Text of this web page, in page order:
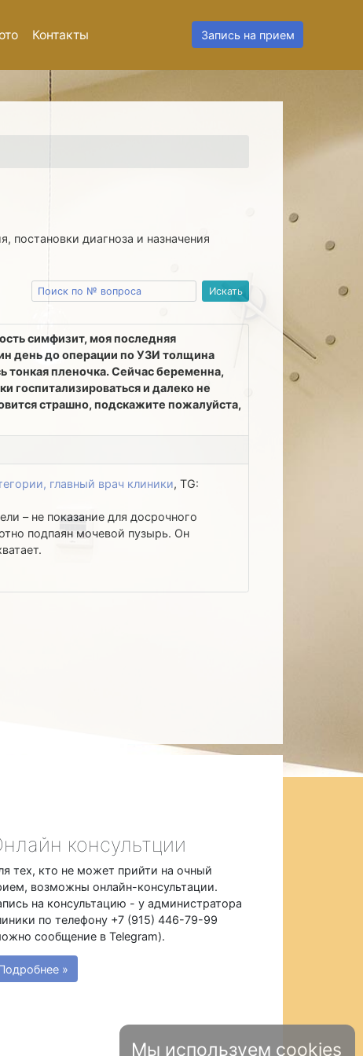
Контакты Запись на прием
постановки диагноза и назначения
симфизит, моя последняя
день до операции по УЗИ толщина
тонкая пленочка. Сейчас беременна,
госпитализироваться и далеко не
страшно, подскажите пожалуйста,
главный врач клиники, TG:
– не показание для досрочного
подпаян мочевой пузырь. Он
консультции
тех, кто не может прийти на очный
возможны онлайн-консультации.
на консультацию - у администратора
по телефону +7 (915) 446-79-99
сообщение в Telegram).
»
Мы используем cookies